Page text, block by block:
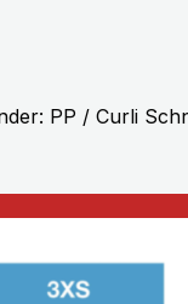
PP / Curli